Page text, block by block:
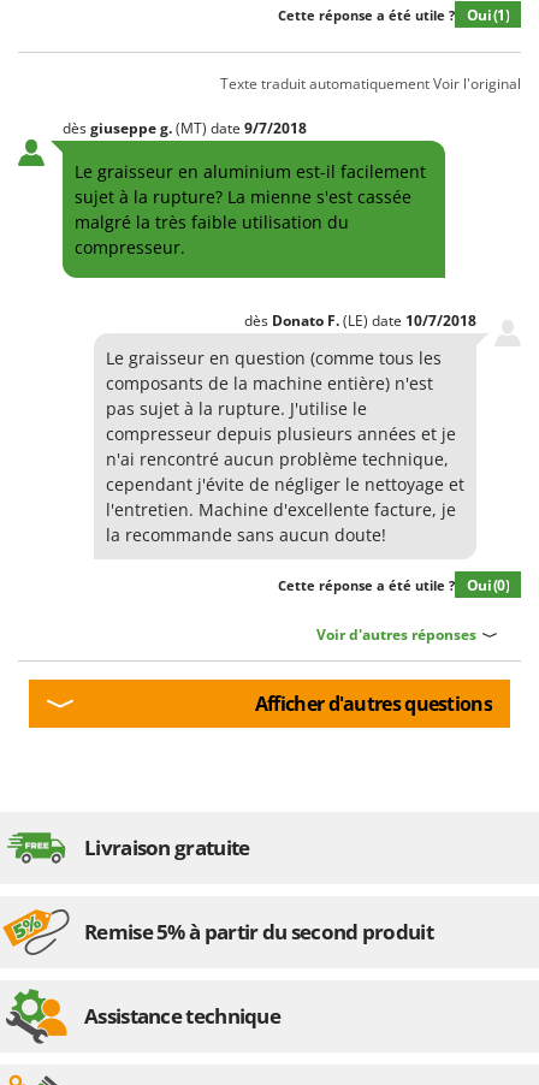
Cette réponse a été utile ? Oui(1)
Texte traduit automatiquementVoir l'original
dèsgiuseppeg.(MT) date 9/7/2018
Le graisseur en aluminium est-il facilement
sujet à la rupture? La mienne s'est cassée
malgré la très faible utilisation du
compresseur.
dès Donato F.(LE) date 10/7/2018
Le graisseur en question (comme tous les
composants de la machine entière) n'est
pas sujet à la rupture. J'utilise le
compresseur depuis plusieurs années et je
n'ai rencontré aucun problème technique,
cependant j'évite de négliger le nettoyage et
l'entretien. Machine d'excellente facture, je
la recommande sans aucun doute!
Cette réponse a été utile ? Oui(0)
Voir d'autres réponses
Afficher d'autres questions
Livraison gratuite
Remise 5% à partir du second produit
Assistance technique